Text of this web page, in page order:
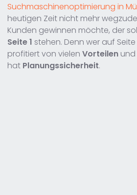
Suchmaschinenoptimierung in
heutigen Zeit nicht mehr
Kunden gewinnen möchte, der
Seite 1 stehen. Denn wer auf Seite
profitiert von vielen Vorteilen und
hat Planungssicherheit.